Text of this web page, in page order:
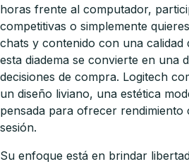
horas frente al computador,
competitivas o simplemente
chats y contenido con una calidad
esta diadema se convierte en una
decisiones de compra. Logitech
un diseño liviano, una estética
pensada para ofrecer rendimiento
sesión.
Su enfoque está en brindar